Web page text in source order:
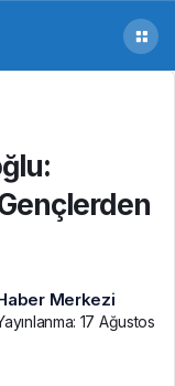
Merkezi
17 Ağustos